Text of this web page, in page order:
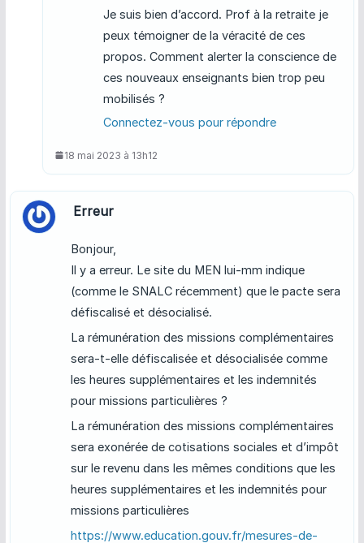
Je suis bien d’accord. Prof à la retraite je
peux témoigner de la véracité de ces
propos. Comment alerter la conscience de
ces nouveaux enseignants bien trop peu
mobilisés ?
Connectez-vous pour répondre
18 mai 2023 à 13h12
Erreur
Bonjour,
Il y a erreur. Le site du MEN lui-mm indique
(comme le SNALC récemment) que le pacte sera
défiscalisé et désocialisé.
La rémunération des missions complémentaires
sera-t-elle défiscalisée et désocialisée comme
les heures supplémentaires et les indemnités
pour missions particulières ?
La rémunération des missions complémentaires
sera exonérée de cotisations sociales et d’impôt
sur le revenu dans les mêmes conditions que les
heures supplémentaires et les indemnités pour
missions particulières
https://www.education.gouv.fr/mesures-de-